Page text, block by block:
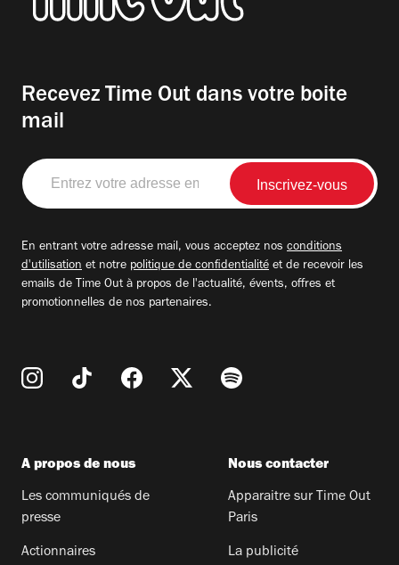
Recevez Time Out dans votre boite
mail
Entrez
votre
adresse
En entrant votre adresse mail, vous acceptez nos conditions
d'utilisation et notre politique de confidentialité et de recevoir les
emails de Time Out à propos de l'actualité, évents, offres et
promotionnelles de nos partenaires.
A propos de nous
Les communiqués de
presse
Actionnaires
Nous contacter
Apparaitre sur Time Out
Paris
La publicité